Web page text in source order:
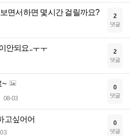
면서하면 몇시간 걸릴까요? 2
댓글
안되요..ㅜㅜ 2
댓글
~
08-03
0
댓글
고싶어어 0
댓글